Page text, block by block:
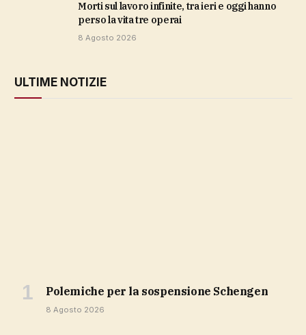
Morti sul lavoro infinite, tra ieri e oggi hanno
perso la vita tre operai
8 Agosto 2026
ULTIME NOTIZIE
polemiche per la sospensione Schengen
8 Agosto 2026